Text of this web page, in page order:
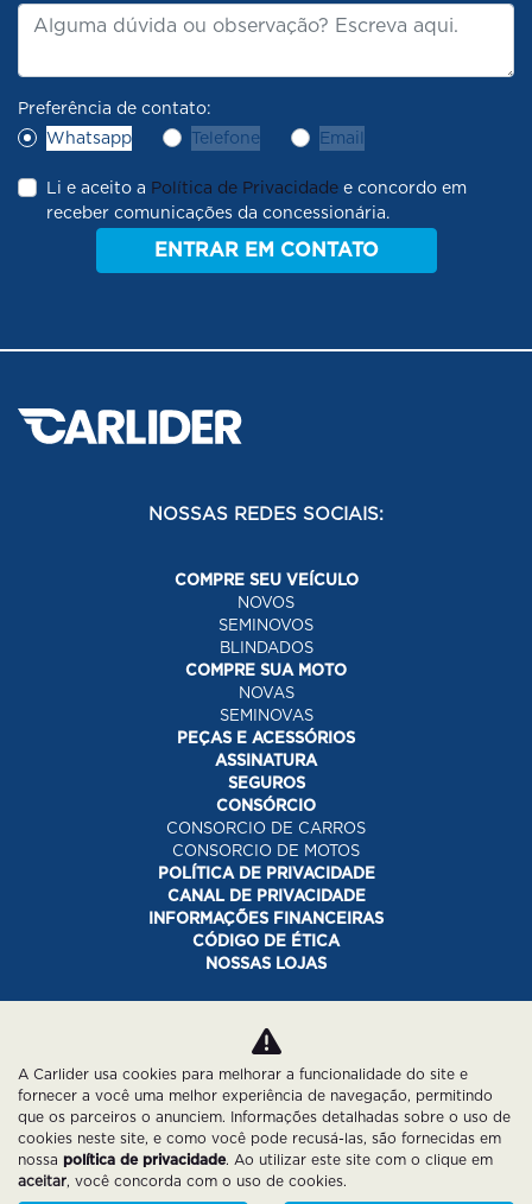
Preferência de contato:
Whatsapp
Telefone Email
Li e aceito a Política de Privacidade e concordo em
receber comunicações da concessionária.
ENTRAR EM CONTATO
NOSSAS REDES SOCIAIS:
COMPRE SEU VEÍCULO
NOVOS
SEMINOVOS
BLINDADOS
COMPRE SUA MOTO
NOVAS
SEMINOVAS
PEÇAS E ACESSÓRIOS
ASSINATURA
SEGUROS
CONSÓRCIO
CONSORCIO DE CARROS
CONSORCIO DE MOTOS
POLÍTICA DE PRIVACIDADE
CANAL DE PRIVACIDADE
INFORMAÇÕES FINANCEIRAS
CÓDIGO DE ÉTICA
NOSSAS LOJAS
Desacelere. Seu bem maior é a vida.
Desenvolvido pela DEALERSPACE ® Direitos Reservados.
A Carlider usa cookies para melhorar a funcionalidade do site e
fornecer a você uma melhor experiência de navegação, permitindo
que os parceiros o anunciem. Informações detalhadas sobre o uso de
cookies neste site, e como você pode recusá-las, são fornecidas em
nossa política de privacidade. Ao utilizar este site com o clique em
aceitar, você concorda com o uso de cookies.